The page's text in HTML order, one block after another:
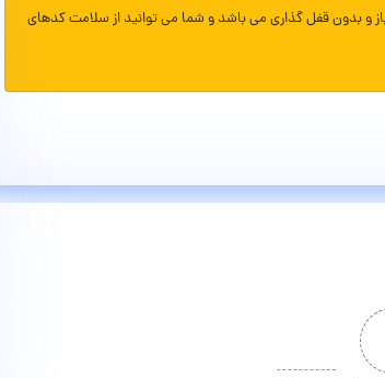
و بدون قفل گذاری می باشد و شما می توانید از سلامت کدهای